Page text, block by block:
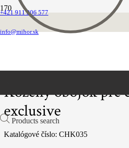
+421 911 206 577
info@mihor.sk
Products search
Domovská stránka
Chrtie obojky
Kožený obojok pre
exclusive
Katalógové číslo: CHK035